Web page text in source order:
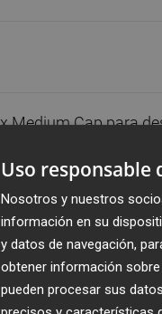
Medium Cap para
apenas un año
compañía
su
de beneficios.
el Ibex Medium Cap
al igual que la
Uso responsable
Nosotros y nuestros
información en su
y datos de navegación,
obtener información
pueden procesar sus